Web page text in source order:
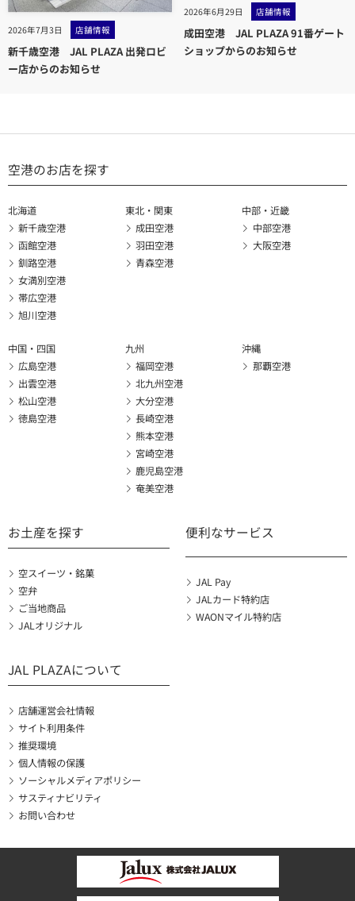
2026年7月3日 店舗情報
新千歳空港 JAL PLAZA 出発ロビ
ー店からのお知らせ
2026年6月29日 店舗情報
成田空港 JAL PLAZA 91番ゲート
ショップからのお知らせ
空港のお店を探す
北海道
新千歳空港
函館空港
釧路空港
女満別空港
帯広空港
旭川空港
東北・関東
成田空港
羽田空港
青森空港
中部・近畿
中部空港
大阪空港
中国・四国
広島空港
出雲空港
松山空港
徳島空港
九州
福岡空港
北九州空港
大分空港
長崎空港
熊本空港
宮崎空港
鹿児島空港
奄美空港
沖縄
那覇空港
お土産を探す
空スイーツ・銘菓
空弁
ご当地商品
JALオリジナル
便利なサービス
JAL Pay
JALカード特約店
WAONマイル特約店
JAL PLAZAについて
店舗運営会社情報
サイト利用条件
推奨環境
個人情報の保護
ソーシャルメディアポリシー
サスティナビリティ
お問い合わせ